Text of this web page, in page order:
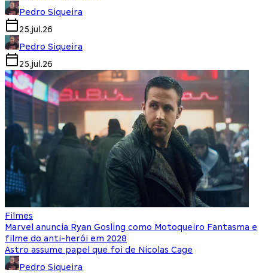
Pedro Siqueira
25.jul.26
Pedro Siqueira
25.jul.26
Filmes
Marvel anuncia Ryan Gosling como Motoqueiro Fantasma e
filme do anti-herói em 2028
Astro assume papel que foi de Nicolas Cage
Pedro Siqueira